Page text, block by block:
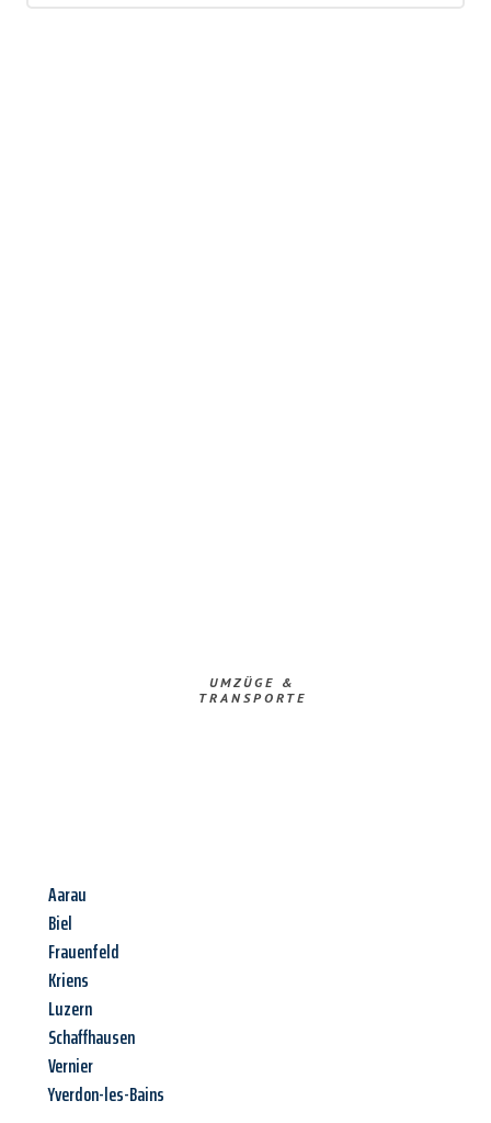
UMZÜGE &
TRANSPORTE
Aarau
Biel
Frauenfeld
Kriens
Luzern
Schaffhausen
Vernier
Yverdon-les-Bains